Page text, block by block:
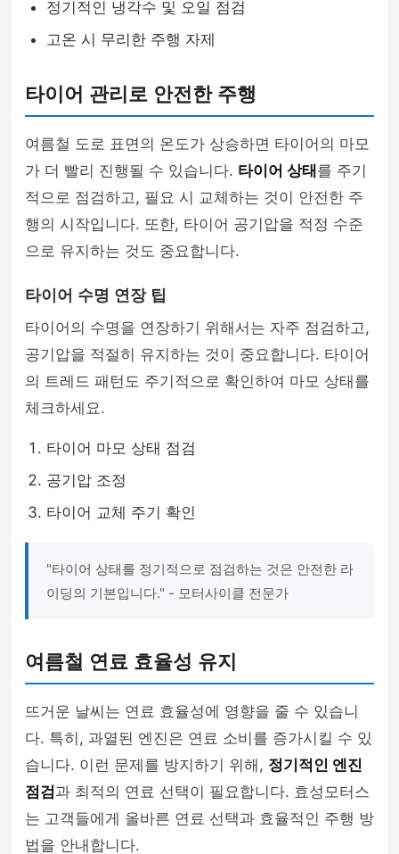
정기적인 냉각수 및 오일 점검
고온 시 무리한 주행 자제
타이어 관리로 안전한 주행
여름철 도로 표면의 온도가 상승하면 타이어의 마모
가 더 빨리 진행될 수 있습니다. 타이어 상태 를 주기
적으로 점검하고, 필요 시 교체하는 것이 안전한 주
행의 시작입니다. 또한, 타이어 공기압을 적정 수준
으로 유지하는 것도 중요합니다.
타이어 수명 연장 팁
타이어의 수명을 연장하기 위해서는 자주 점검하고,
공기압을 적절히 유지하는 것이 중요합니다. 타이어
의 트레드 패턴도 주기적으로 확인하여 마모 상태를
체크하세요.
타이어 마모 상태 점검
공기압 조정
타이어 교체 주기 확인
"타이어 상태를 정기적으로 점검하는 것은 안전한 라
이딩의 기본입니다." - 모터사이클 전문가
여름철 연료 효율성 유지
뜨거운 날씨는 연료 효율성에 영향을 줄 수 있습니
다. 특히, 과열된 엔진은 연료 소비를 증가시킬 수 있
습니다. 이런 문제를 방지하기 위해, 정기적인 엔진
점검과 최적의 연료 선택이 필요합니다. 효성모터스
는 고객들에게 올바른 연료 선택과 효율적인 주행 방
법을 안내합니다.